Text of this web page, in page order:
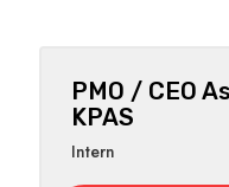
PMO / CEO
KPAS
Intern